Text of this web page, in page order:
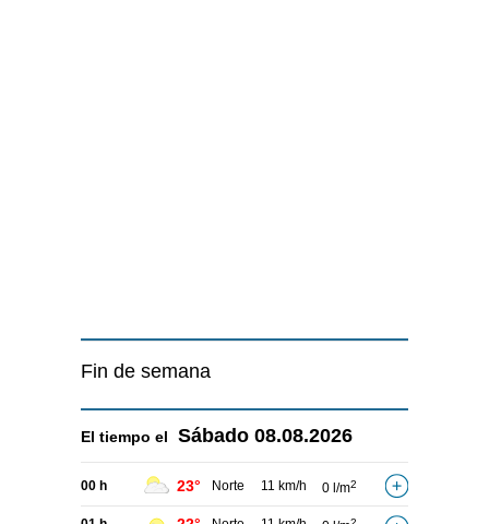
Fin de semana
El tiempo el Sábado 08.08.2026
00 h 23° Norte 11 km/h 0 l/m2